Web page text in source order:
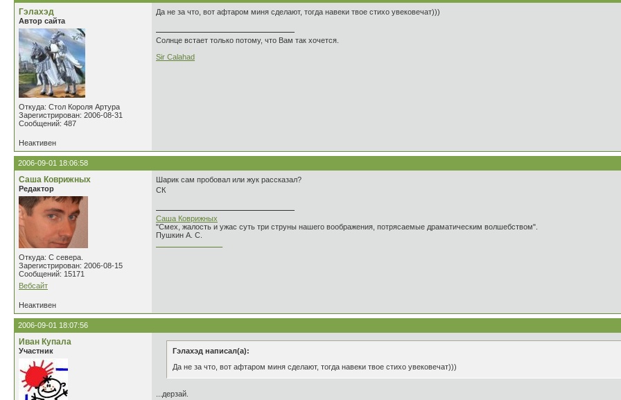
Гэлахэд
Автор сайта
Откуда: Стол Короля Артура
Зарегистрирован: 2006-08-31
Сообщений: 487
Да не за что, вот афтаром миня сделают, тогда навеки твое стихо увековечат)))
Солнце встает только потому, что Вам так хочется.
Sir Calahad
Неактивен
2006-09-01 18:06:58
Саша Коврижных
Редактор
Откуда: С севера.
Зарегистрирован: 2006-08-15
Сообщений: 15171
Вебсайт
Шарик сам пробовал или жук рассказал?
СК
Саша Коврижных
"Смех, жалость и ужас суть три струны нашего воображения, потрясаемые драматическим волшебством".
Пушкин А. С.
Неактивен
2006-09-01 18:07:56
Иван Купала
Участник
Гэлахэд написал(а):
Да не за что, вот афтаром миня сделают, тогда навеки твое стихо увековечат)))
...дерзай.